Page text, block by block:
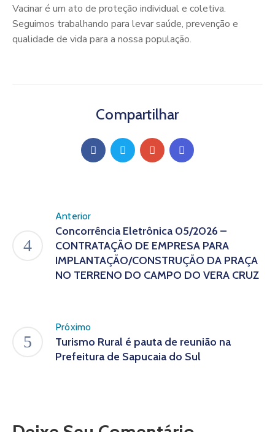
Vacinar é um ato de proteção individual e coletiva.
Seguimos trabalhando para levar saúde, prevenção e
qualidade de vida para a nossa população.
Compartilhar
Anterior
Concorrência Eletrônica 05/2026 –
CONTRATAÇÃO DE EMPRESA PARA
IMPLANTAÇÃO/CONSTRUÇÃO DA PRAÇA
NO TERRENO DO CAMPO DO VERA CRUZ
Próximo
Turismo Rural é pauta de reunião na
Prefeitura de Sapucaia do Sul